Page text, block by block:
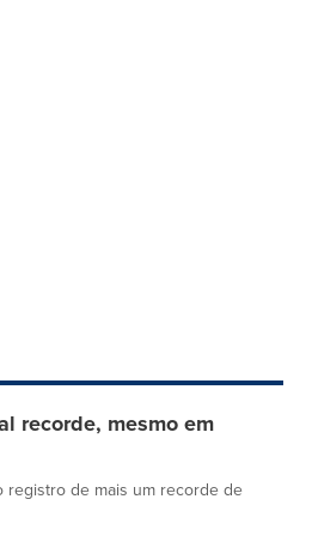
recorde, mesmo em
de mais um recorde de